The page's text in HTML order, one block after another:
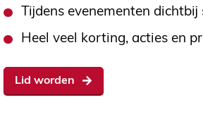
Tijdens evenementen dichtbij
Heel veel korting, acties en
Lid worden